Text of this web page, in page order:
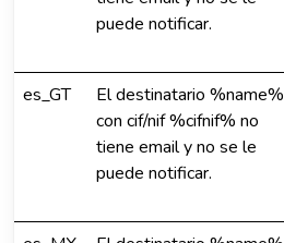
puede notificar.
es_GT
El destinatario %name%
con cif/nif %cifnif% no
tiene email y no se le
puede notificar.